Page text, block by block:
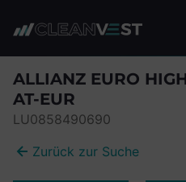
ALLIANZ EURO
AT-EUR
LU0858490690
Zurück zur Suche